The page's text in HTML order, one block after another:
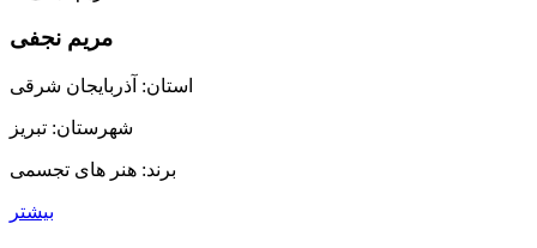
مریم نجفی
استان: آذربایجان شرقی
شهرستان: تبریز
برند: هنر های تجسمی
بیشتر